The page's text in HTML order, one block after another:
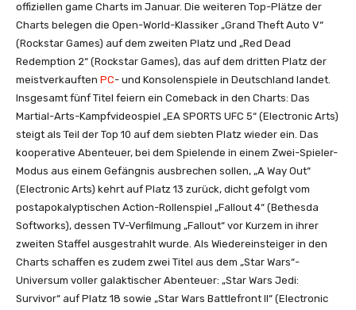
offiziellen game Charts im Januar. Die weiteren Top-Plätze der
Charts belegen die Open-World-Klassiker „Grand Theft Auto V“
(Rockstar Games) auf dem zweiten Platz und „Red Dead
Redemption 2“ (Rockstar Games), das auf dem dritten Platz der
meistverkauften PC- und Konsolenspiele in Deutschland landet.
Insgesamt fünf Titel feiern ein Comeback in den Charts: Das
Martial-Arts-Kampfvideospiel „EA SPORTS UFC 5“ (Electronic Arts)
steigt als Teil der Top 10 auf dem siebten Platz wieder ein. Das
kooperative Abenteuer, bei dem Spielende in einem Zwei-Spieler-
Modus aus einem Gefängnis ausbrechen sollen, „A Way Out“
(Electronic Arts) kehrt auf Platz 13 zurück, dicht gefolgt vom
postapokalyptischen Action-Rollenspiel „Fallout 4“ (Bethesda
Softworks), dessen TV-Verfilmung „Fallout“ vor Kurzem in ihrer
zweiten Staffel ausgestrahlt wurde. Als Wiedereinsteiger in den
Charts schaffen es zudem zwei Titel aus dem „Star Wars“-
Universum voller galaktischer Abenteuer: „Star Wars Jedi:
Survivor“ auf Platz 18 sowie „Star Wars Battlefront II“ (Electronic